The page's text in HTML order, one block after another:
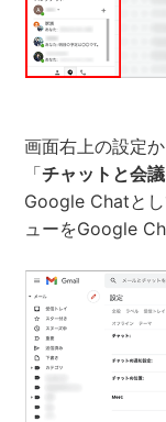
画面右上の設定
「チャットと会議
Google Chatと
ューをGoogle